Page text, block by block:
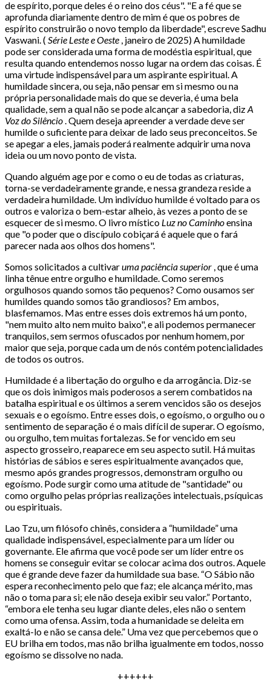
de espírito, porque deles é o reino dos céus". "E a fé que se
aprofunda diariamente dentro de mim é que os pobres de
espírito construirão o novo templo da liberdade", escreve Sadhu
Vaswani. ( Série Leste e Oeste , janeiro de 2025) A humildade
pode ser considerada uma forma de modéstia espiritual, que
resulta quando entendemos nosso lugar na ordem das coisas. É
uma virtude indispensável para um aspirante espiritual. A
humildade sincera, ou seja, não pensar em si mesmo ou na
própria personalidade mais do que se deveria, é uma bela
qualidade, sem a qual não se pode alcançar a sabedoria, dizA
Voz do Silêncio . Quem deseja apreender a verdade deve ser
humilde o suficiente para deixar de lado seus preconceitos. Se
se apegar a eles, jamais poderá realmente adquirir uma nova
ideia ou um novo ponto de vista.
Quando alguém age por e como o eu de todas as criaturas,
torna-se verdadeiramente grande, e nessa grandeza reside a
verdadeira humildade. Um indivíduo humilde é voltado para os
outros e valoriza o bem-estar alheio, às vezes a ponto de se
esquecer de si mesmo. O livro místico Luz no Caminhoensina
que "o poder que o discípulo cobiçará é aquele que o fará
parecer nada aos olhos dos homens".
Somos solicitados a cultivaruma paciência superior , que é uma
linha tênue entre orgulho e humildade. Como seremos
orgulhosos quando somos tão pequenos? Como ousamos ser
humildes quando somos tão grandiosos? Em ambos,
blasfemamos. Mas entre esses dois extremos há um ponto,
"nem muito alto nem muito baixo", e ali podemos permanecer
tranquilos, sem sermos ofuscados por nenhum homem, por
maior que seja, porque cada um de nós contém potencialidades
de todos os outros.
Humildade é a libertação do orgulho e da arrogância. Diz-se
que os dois inimigos mais poderosos a serem combatidos na
batalha espiritual e os últimos a serem vencidos são os desejos
sexuais e o egoísmo. Entre esses dois, o egoísmo, o orgulho ou o
sentimento de separação é o mais difícil de superar. O egoísmo,
ou orgulho, tem muitas fortalezas. Se for vencido em seu
aspecto grosseiro, reaparece em seu aspecto sutil. Há muitas
histórias de sábios e seres espiritualmente avançados que,
mesmo após grandes progressos, demonstram orgulho ou
egoísmo. Pode surgir como uma atitude de "santidade" ou
como orgulho pelas próprias realizações intelectuais, psíquicas
ou espirituais.
Lao Tzu, um filósofo chinês, considera a “humildade” uma
qualidade indispensável, especialmente para um líder ou
governante. Ele afirma que você pode ser um líder entre os
homens se conseguir evitar se colocar acima dos outros. Aquele
que é grande deve fazer da humildade sua base. “O Sábio não
espera reconhecimento pelo que faz; ele alcança mérito, mas
não o toma para si; ele não deseja exibir seu valor.” Portanto,
“embora ele tenha seu lugar diante deles, eles não o sentem
como uma ofensa. Assim, toda a humanidade se deleita em
exaltá-lo e não se cansa dele.” Uma vez que percebemos que o
EU brilha em todos, mas não brilha igualmente em todos, nosso
egoísmo se dissolve no nada.
++++++